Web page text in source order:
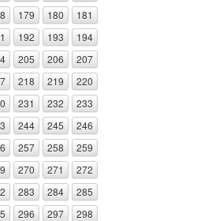
179 180
181
192 193
194
205 206
207
218 219
220
231 232
233
244 245
246
257 258
259
270 271
272
283 284
285
296 297
298